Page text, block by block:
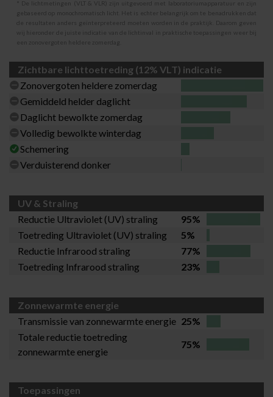
* De lichtmetingen (VLT & VLR) zijn uitgevoerd met laboratoriumapparatuur en zijn
gebaseerd op monochromatisch licht. Het is echter belangrijk om te benadrukken dat
de resultaten anders geïnterpreteerd moeten worden in de praktijk. Daarom geven
wij hieronder de juiste indicatie van de lichtinval in praktische toepassingen weer bij
een zonovergoten heldere zomerdag.
Zichtbare lichttoetreding (12% VLT) indicatie
Zonovergoten heldere zomerdag
Gemiddeld helder daglicht
Daglicht bewolkte zomerdag
Volledig bewolkte winterdag
Schemering
Verduisterend donker
UV & Straling
Reductie Ultraviolet (UV) straling
95%
Toetreding Ultraviolet (UV) straling
5%
Reductie Infrarood straling
77%
Toetreding Infrarood straling
23%
Zonnewarmte energie
Transmissie van zonnewarmte energie 25%
Totale reductie toetreding
zonnewarmte energie
75%
Toepassingen